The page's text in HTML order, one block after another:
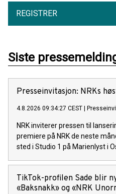
REGISTRER
Siste
Presse­invita­sjon: NRKs
4.8.2026 09:34:27 CEST |
NRK inviterer pressen til
premiere på NRK de neste
sted i Studio 1 på Marienlyst i
TikTok-profilen Sade blir
«Baksnakk» og «NRK